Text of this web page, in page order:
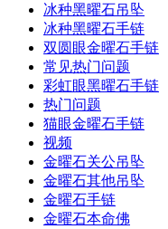
冰种黑曜石吊坠
冰种黑曜石手链
双圆眼金曜石手链
常见热门问题
彩虹眼黑曜石手链
热门问题
猫眼金曜石手链
视频
金曜石关公吊坠
金曜石其他吊坠
金曜石手链
金曜石本命佛